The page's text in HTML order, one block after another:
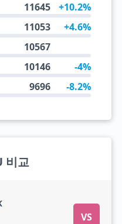
11645 +10.2%
11053 +4.6%
10567
10146 -4%
9696 -8.2%
비교
VS